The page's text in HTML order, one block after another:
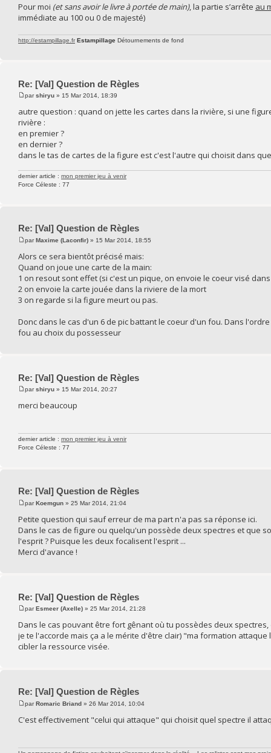
Pour moi (et sans avoir le livre à portée de main), la partie s’arrête au
immédiate au 100 ou 0 de majesté)
http://estampillage.fr Estampillage Détournements de fond
Re: [Val] Question de Règles
parshiryu » 15 Mar 2014, 18:39
autre question : quand on jette les cartes dans la rivière, si une
rivière :
en premier ?
en dernier ?
dans le tas de cartes de la figure est c'est l'autre qui choisit dans
dernier article : mon premier jeu à venir
Force Céleste : 77
Re: [Val] Question de Règles
parMaxime (Laconfir) » 15 Mar 2014, 18:55
Alors ce sera bientôt précisé mais:
Quand on joue une carte de la main:
1 on resout sont effet (si c'est un pique, on envoie le coeur visé
2 on envoie la carte jouée dans la riviere de la mort
3 on regarde si la figure meurt ou pas.
Donc dans le cas d'un 6 de pic battant le coeur d'un fou. Dans
fou au choix du possesseur
Re: [Val] Question de Règles
parshiryu » 15 Mar 2014, 20:27
merci beaucoup
dernier article : mon premier jeu à venir
Force Céleste : 77
Re: [Val] Question de Règles
parKoemgun » 25 Mar 2014, 21:04
Petite question qui sauf erreur de ma part n'a pas sa réponse ici.
Dans le cas de figure ou quelqu'un possède deux spectres et que
l'esprit ? Puisque les deux focalisent l'esprit ...
Merci d'avance !
Re: [Val] Question de Règles
parEsmeer (Axelle) » 25 Mar 2014, 21:28
Dans le cas pouvant être fort gênant où tu possèdes deux
je te l'accorde mais ça a le mérite d'être clair) "ma formation
cibler la ressource visée.
Re: [Val] Question de Règles
parRomaric Briand » 26 Mar 2014, 10:04
C'est effectivement "celui qui attaque" qui choisit quel spectre il